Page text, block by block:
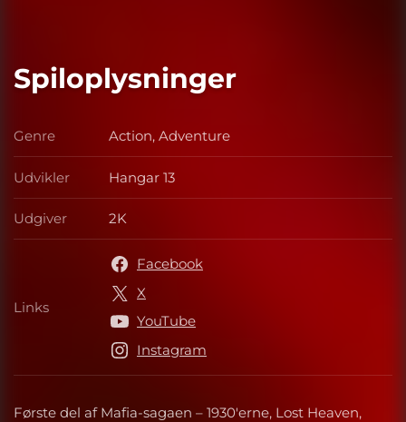
Spiloplysninger
Første del af Mafia-sagaen – 1930'erne, Lost Heaven,
Genre Genre
Action, Adventure
Udvikler Udvikler
Hangar 13
Udgiver Udgiver
2K
Links Links
Facebook
X
YouTube
Instagram